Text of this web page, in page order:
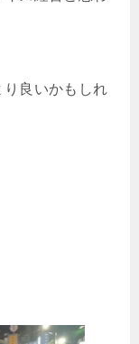
良いかもしれ